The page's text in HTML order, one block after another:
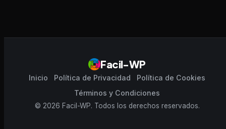
Facil-WP
Inicio Política de Privacidad
Política de Cookies
Términos y Condiciones
© 2026 Facil-WP. Todos los derechos reservados.